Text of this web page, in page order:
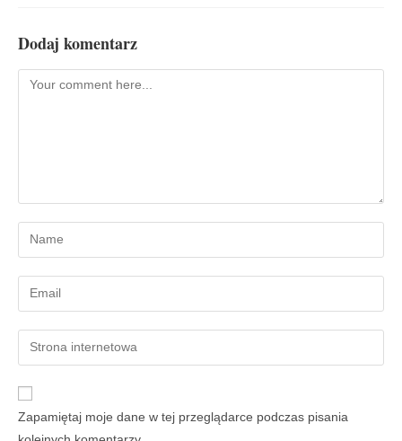
Dodaj komentarz
Zapamiętaj moje dane w tej przeglądarce podczas pisania